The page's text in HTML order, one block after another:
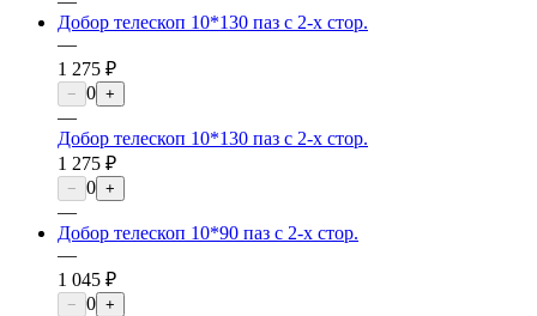
Добор телескоп 10*130 паз с 2-х стор.
—
1 275 ₽
− 0 +
—
Добор телескоп 10*130 паз с 2-х стор.
1 275 ₽
− 0 +
—
Добор телескоп 10*90 паз с 2-х стор.
—
1 045 ₽
− 0 +